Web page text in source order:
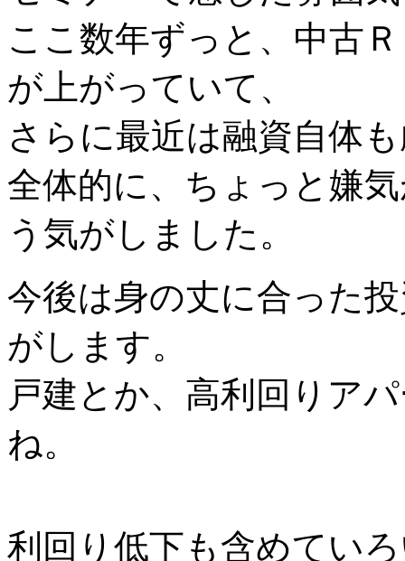
ここ数年ずっと、中古
が上がっていて、
さらに最近は融資自体
全体的に、ちょっと嫌
う気がしました。
今後は身の丈に合った
がします。
戸建とか、高利回りア
ね。
利回り低下も含めてい